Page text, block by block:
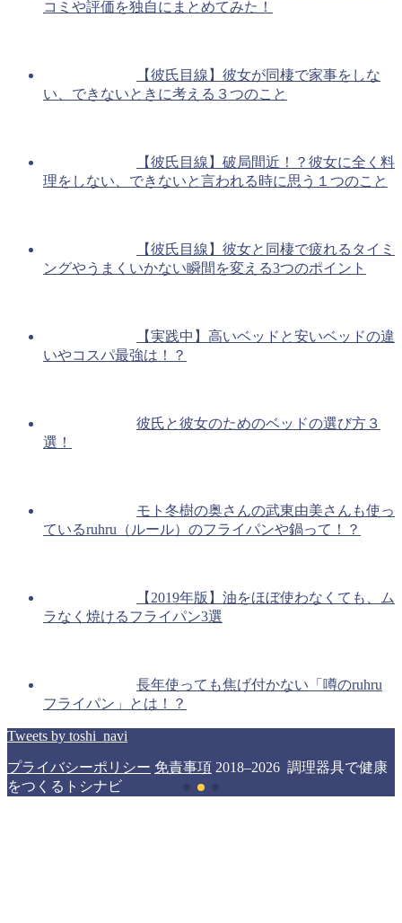
コミや評価を独自にまとめてみた！
【彼氏目線】彼女が同棲で家事をしな
い、できないときに考える３つのこと
【彼氏目線】破局間近！？彼女に全く料
理をしない、できないと言われる時に思う１つのこと
【彼氏目線】彼女と同棲で疲れるタイミ
ングやうまくいかない瞬間を変える3つのポイント
【実践中】高いベッドと安いベッドの違
いやコスパ最強は！？
彼氏と彼女のためのベッドの選び方３
選！
モト冬樹の奥さんの武東由美さんも使っ
ているruhru（ルール）のフライパンや鍋って！？
【2019年版】油をほぼ使わなくても、ム
ラなく焼けるフライパン3選
長年使っても焦げ付かない「噂のruhru
フライパン」とは！？
Tweets by toshi_navi
プライバシーポリシー 免責事項 2018–2026 調理器具で健康
をつくるトシナビ